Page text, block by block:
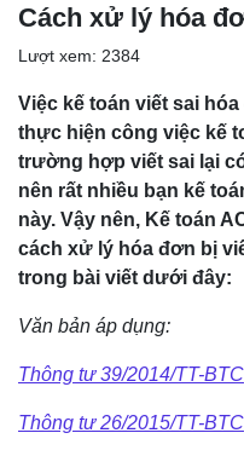
Cách xử lý hóa
Lượt xem: 2384
Việc kế toán viết sai
thực hiện công việc kế
trường hợp viết sai lại
nên rất nhiều bạn kế
này. Vậy nên, Kế toán
cách xử lý hóa đơn bị
trong bài viết dưới đây:
Văn bản áp dụng:
Thông tư 39/2014/TT-BTC
Thông tư 26/2015/TT-BTC